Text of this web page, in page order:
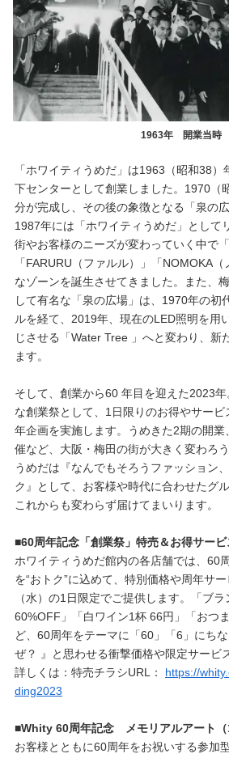
1963年 開業当時
「ホワイティうめだ」は1963（昭和38
下センターとして創業しました。1970（
分が完成し、その後の象徴となる「泉の
1987年には「ホワイティうめだ」として
街やお客様のニーズが変わっていく中で
「FARURU（ファルル）」「NOMOKA
なゾーンを誕生させてきました。また、
して有名な「泉の広場」は、1970年の初
ルを経て、2019年、現在のLED照明を用
じさせる「Water Tree 」へと変わり、新
ます。
そして、創業から60 年目を迎えた2023
な創業祭として、1日限りのお得やサービ
年企画を実施します。うめきた2期の開業
催など、大阪・梅田の街が大きく変わろ
うめだは『なんでもそろうファッション
ク』として、お客様や時代に合わせたグ
これからも変わらず届けてまいります。
■60周年記念「創業祭」特売＆お得サービ
ホワイティうめだ館内の各店舗では、60
を“おトク”に込めて、特別価格や周年サ
（水）の1日限定でご提供します。「ブ
60%OFF」「白ワイン1杯 66円」「おつ
ど、60周年をテーマに「60」「6」にち
ぜ？ 』と思わせる衝撃価格や限定サービ
詳しくは：特売チラシURL： https://
ding2023
■Whity 60周年記念 メモリアルアート（
お客様とともに60周年をお祝いする参加